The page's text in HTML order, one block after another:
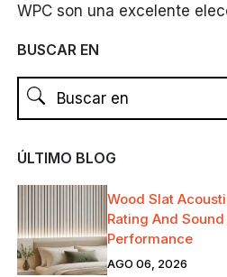
WPC son una excelente
BUSCAR EN
ÚLTIMO BLOG
Wood Slat
Rating And
Performance
AGO 06, 2026